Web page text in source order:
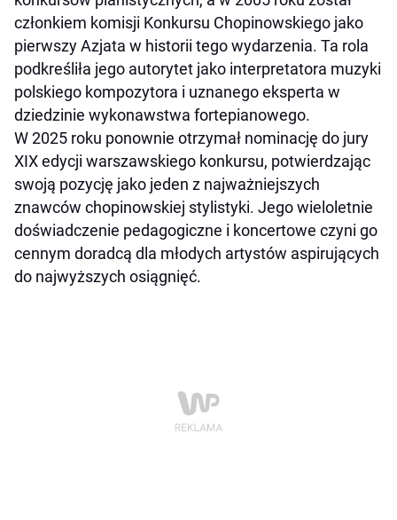
członkiem komisji Konkursu Chopinowskiego jako
pierwszy Azjata w historii tego wydarzenia. Ta rola
podkreśliła jego autorytet jako interpretatora muzyki
polskiego kompozytora i uznanego eksperta w
dziedzinie wykonawstwa fortepianowego.
W 2025 roku ponownie otrzymał nominację do jury
XIX edycji warszawskiego konkursu, potwierdzając
swoją pozycję jako jeden z najważniejszych
znawców chopinowskiej stylistyki. Jego wieloletnie
doświadczenie pedagogiczne i koncertowe czyni go
cennym doradcą dla młodych artystów aspirujących
do najwyższych osiągnięć.